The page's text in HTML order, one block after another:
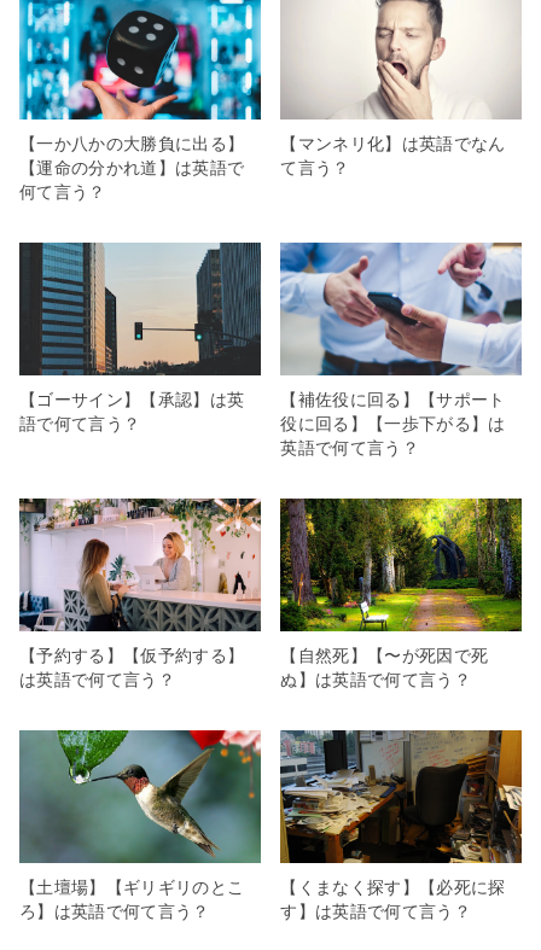
【一か八かの大勝負に出る】
【運命の分かれ道】は英語で
何て言う？
【マンネリ化】は英語でなん
て言う？
【ゴーサイン】【承認】は英
語で何て言う？
【補佐役に回る】【サポート
役に回る】【一歩下がる】は
英語で何て言う？
【予約する】【仮予約する】
は英語で何て言う？
【自然死】【〜が死因で死
ぬ】は英語で何て言う？
【土壇場】【ギリギリのとこ
ろ】は英語で何て言う？
【くまなく探す】【必死に探
す】は英語で何て言う？